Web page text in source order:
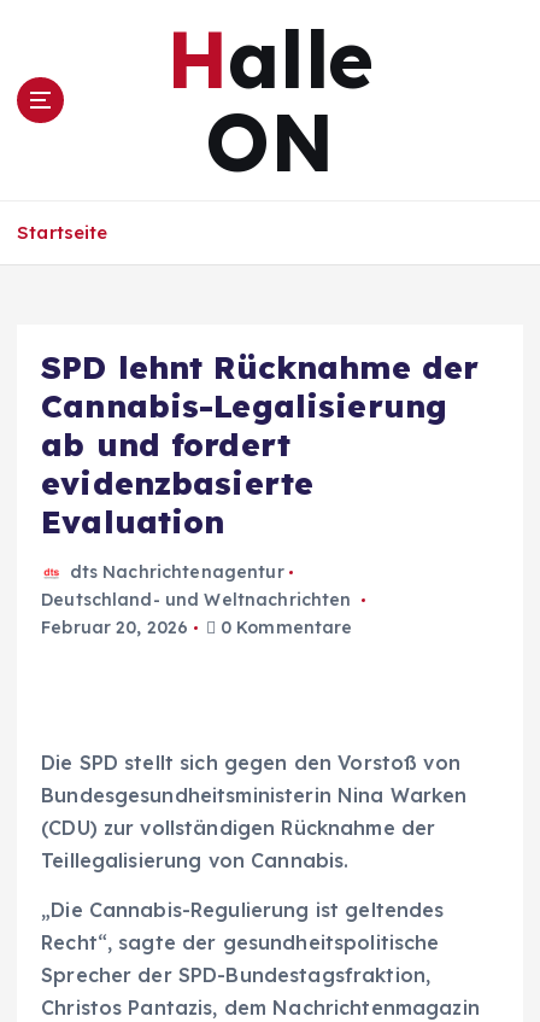
s
Halle
ON
Startseite
SPD lehnt Rücknahme der
Cannabis-Legalisierung
ab und fordert
evidenzbasierte
Evaluation
dts Nachrichtenagentur
Deutschland- und Weltnachrichten
Februar 20, 2026
0 Kommentare
Die SPD stellt sich gegen den Vorstoß von
Bundesgesundheitsministerin Nina Warken
(CDU) zur vollständigen Rücknahme der
Teillegalisierung von Cannabis.
„Die Cannabis-Regulierung ist geltendes
Recht“, sagte der gesundheitspolitische
Sprecher der SPD-Bundestagsfraktion,
Christos Pantazis, dem Nachrichtenmagazin